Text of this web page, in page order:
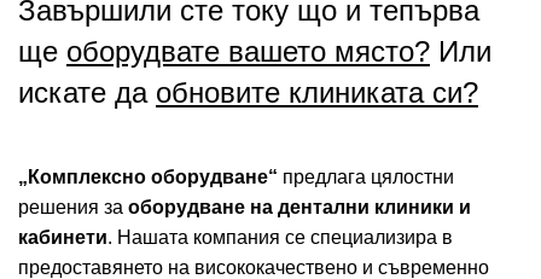
Завършили сте току що и тепърва
ще оборудвате вашето място? Или
искате да обновите клиниката си?
„Комплексно оборудване“ предлага цялостни
решения за оборудване на дентални клиники и
кабинети. Нашата компания се специализира в
предоставянето на висококачествено и съвременно